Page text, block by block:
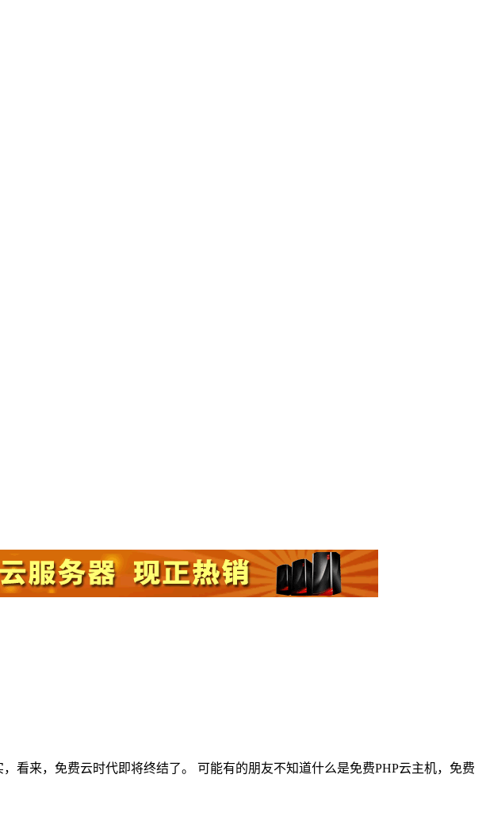
看来，免费云时代即将终结了。 可能有的朋友不知道什么是免费PHP云主机，免费